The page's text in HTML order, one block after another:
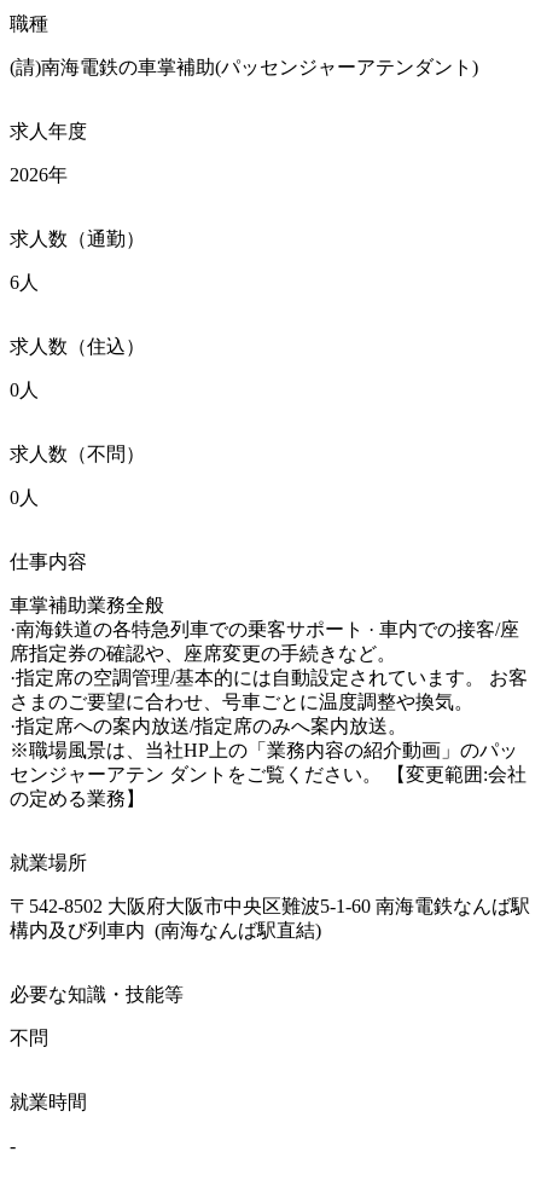
職種
(請)南海電鉄の車掌補助(パッセンジャーアテンダント)
求人年度
2026年
求人数（通勤）
6人
求人数（住込）
0人
求人数（不問）
0人
仕事内容
車掌補助業務全般
·南海鉄道の各特急列車での乗客サポート · 車内での接客/座
席指定券の確認や、座席変更の手続きなど。
·指定席の空調管理/基本的には自動設定されています。 お客
さまのご要望に合わせ、号車ごとに温度調整や換気。
·指定席への案内放送/指定席のみへ案内放送。
※職場風景は、当社HP上の「業務内容の紹介動画」のパッ
センジャーアテン ダントをご覧ください。 【変更範囲:会社
の定める業務】
就業場所
〒542-8502 大阪府大阪市中央区難波5-1-60 南海電鉄なんば駅
構内及び列車内  (南海なんば駅直結)
必要な知識・技能等
不問
就業時間
-